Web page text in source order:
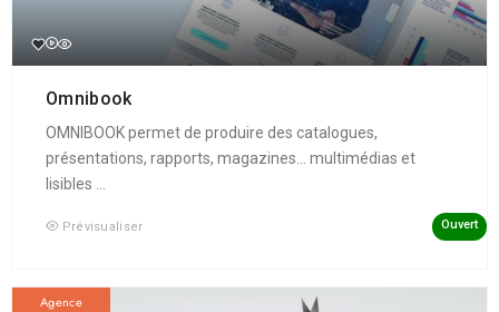
Omnibook
OMNIBOOK permet de produire des catalogues,
présentations, rapports, magazines... multimédias et
lisibles ...
Prévisualiser Ouvert
Agence